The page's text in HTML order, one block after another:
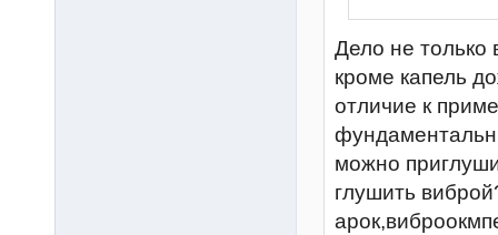
Дело не только
кроме капель
отличие к
можно
глушить